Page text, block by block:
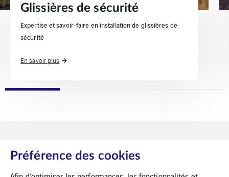
Glissières de sécurité
Expertise et savoir-faire en installation de glissières de
sécurité
En savoir plus
Préférence des cookies